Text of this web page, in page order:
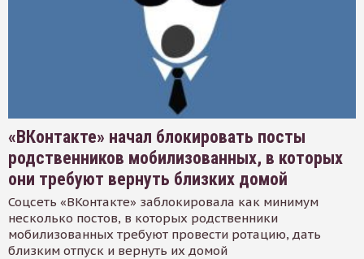
«ВКонтакте» начал блокировать посты
родственников мобилизованных, в которых
они требуют вернуть близких домой
Соцсеть «ВКонтакте» заблокировала как минимум
несколько постов, в которых родственники
мобилизованных требуют провести ротацию, дать
близким отпуск и вернуть их домой